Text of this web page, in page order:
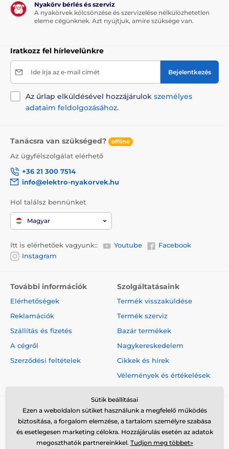
Nyakörv bérlés és szerviz
A nyakörvek kölcsönzése és szervizelése nélkülözhetetlen
eleme cégünknek. Azt nyújtjuk, amire szüksége van.
Iratkozz fel hírlevelünkre
Ide írja az e-mail címét Bejelentkezés
Az űrlap elküldésével hozzájárulok személyes
adataim feldolgozásához.
Tanácsra van szükséged? offline
Az ügyfélszolgálat elérhető
+36 21 300 7514
info@elektro-nyakorvek.hu
Hol találsz bennünket
Magyar
Itt is elérhetőek vagyunk:: Youtube
Facebook
Instagram
További információk
Elérhetőségek
Reklamációk
Szállítás és fizetés
A cégről
Szerződési feltételek
Szolgáltatásaink
Termék visszaküldése
Termék szerviz
Bazár termékek
Nagykereskedelem
Cikkek és hírek
Vélemények és értékelések
Sütik beállításai
Ezen a weboldalon sütiket használunk a megfelelő működés
biztosítása, a forgalom elemzése, a tartalom személyre szabása
és esetlegesen marketing célokra. Hozzájárulás esetén az adatok
megoszthatók partnereinkkel. Tudjon meg többet»